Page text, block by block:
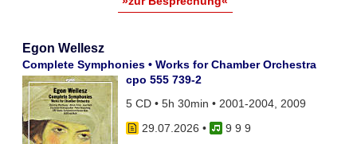
Egon Wellesz
Complete Symphonies • Works for Chamber Orchestra
cpo 555 739-2
5 CD • 5h 30min • 2001-2004, 2009
29.07.2026 •
9 9 9